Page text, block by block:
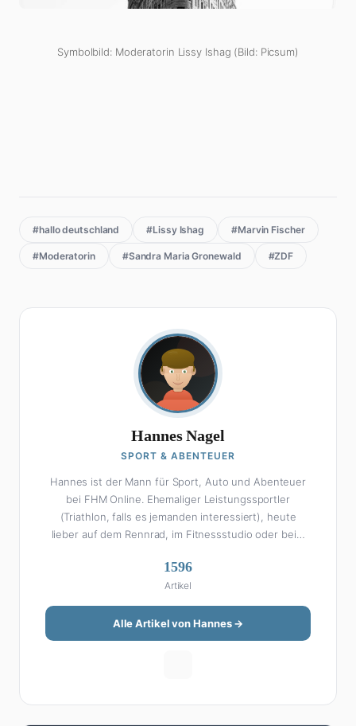
Symbolbild: Moderatorin Lissy Ishag (Bild: Picsum)
#hallo deutschland #Lissy Ishag #Marvin Fischer
#Moderatorin #Sandra Maria Gronewald #ZDF
Hannes Nagel
SPORT & ABENTEUER
Hannes ist der Mann für Sport, Auto und Abenteuer
bei FHM Online. Ehemaliger Leistungssportler
(Triathlon, falls es jemanden interessiert), heute
lieber auf dem Rennrad, im Fitnessstudio oder beim
enzyklopädisch: Egal ob Bundesliga-Analyse, Formel 1,
UFC oder Olympia – Hannes liefert fundierte
Einschätzungen mit der Leidenschaft eines echten
Fans. Aber Sport ist nur die halbe Miete: Hannes ist
auch unser Auto-Experte. Vom Elektro-SUV bis zum
1596
Artikel
Alle Artikel von Hannes →